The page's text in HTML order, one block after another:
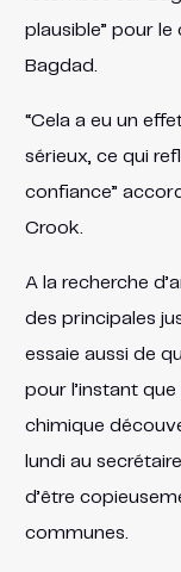
plausible” pour
Bagdad.
“Cela a eu un
sérieux, ce qui
confiance”
Crook.
A la recherche
des principales
essaie aussi de
pour l’instant
chimique
lundi au
d’être
communes.